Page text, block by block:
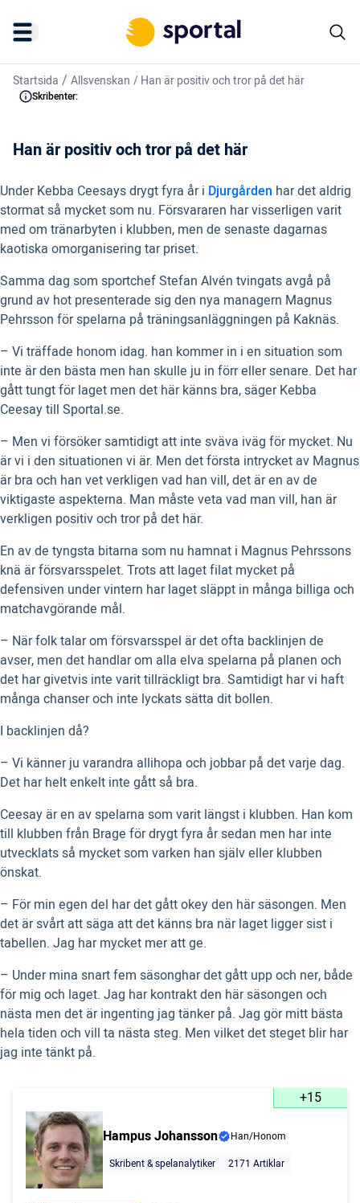
Startsida / Allsvenskan /Han är positiv och tror på det här
Skribenter:
Han är positiv och tror på det här
Under Kebba Ceesays drygt fyra år i Djurgården har det aldrig
stormat så mycket som nu. Försvararen har visserligen varit
med om tränarbyten i klubben, men de senaste dagarnas
kaotiska omorganisering tar priset.
Samma dag som sportchef Stefan Alvén tvingats avgå på
grund av hot presenterade sig den nya managern Magnus
Pehrsson för spelarna på träningsanläggningen på Kaknäs.
– Vi träffade honom idag. han kommer in i en situation som
inte är den bästa men han skulle ju in förr eller senare. Det har
gått tungt för laget men det här känns bra, säger Kebba
Ceesay till Sportal.se.
– Men vi försöker samtidigt att inte sväva iväg för mycket. Nu
är vi i den situationen vi är. Men det första intrycket av Magnus
är bra och han vet verkligen vad han vill, det är en av de
viktigaste aspekterna. Man måste veta vad man vill, han är
verkligen positiv och tror på det här.
En av de tyngsta bitarna som nu hamnat i Magnus Pehrssons
knä är försvarsspelet. Trots att laget filat mycket på
defensiven under vintern har laget släppt in många billiga och
matchavgörande mål.
– När folk talar om försvarsspel är det ofta backlinjen de
avser, men det handlar om alla elva spelarna på planen och
det har givetvis inte varit tillräckligt bra. Samtidigt har vi haft
många chanser och inte lyckats sätta dit bollen.
I backlinjen då?
– Vi känner ju varandra allihopa och jobbar på det varje dag.
Det har helt enkelt inte gått så bra.
Ceesay är en av spelarna som varit längst i klubben. Han kom
till klubben från Brage för drygt fyra år sedan men har inte
utvecklats så mycket som varken han själv eller klubben
önskat.
– För min egen del har det gått okey den här säsongen. Men
det är svårt att säga att det känns bra när laget ligger sist i
tabellen. Jag har mycket mer att ge.
– Under mina snart fem säsonghar det gått upp och ner, både
för mig och laget. Jag har kontrakt den här säsongen och
nästa men det är ingenting jag tänker på. Jag gör mitt bästa
hela tiden och vill ta nästa steg. Men vilket det steget blir har
jag inte tänkt på.
+15
Hampus Johansson
Han/Honom
Skribent & spelanalytiker
2171 Artiklar